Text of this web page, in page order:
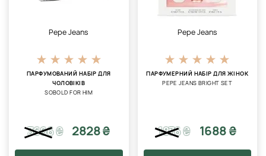
Pepe Jeans
ПАРФУМОВАНИЙ НАБІР ДЛЯ
ЧОЛОВІКІВ
SOBOLD FOR HIM
3666₴ 2828 ₴
Pepe Jeans
ПАРФУМЕРНИЙ НАБІР ДЛЯ ЖІНОК
PEPE JEANS BRIGHT SET
1876₴ 1688 ₴